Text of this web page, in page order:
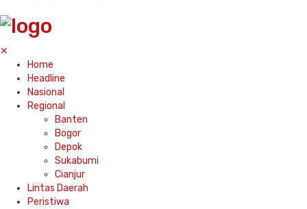
✕
Home
Headline
Nasional
Regional
Banten
Bogor
Depok
Sukabumi
Cianjur
Lintas Daerah
Peristiwa